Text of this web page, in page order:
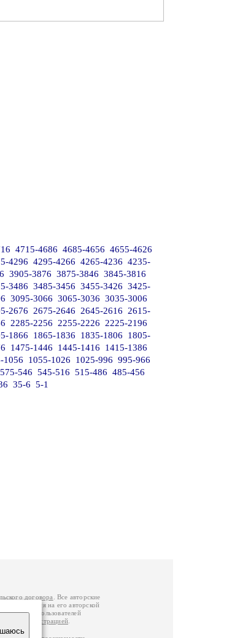
4715-4686 4685-4656 4655-4626
4296 4295-4266 4265-4236 4235-
3905-3876 3875-3846 3845-3816
3486 3485-3456 3455-3426 3425-
3095-3066 3065-3036 3035-3006
2676 2675-2646 2645-2616
2615-
2285-2256 2255-2226
2225-2196
1866 1865-1836 1835-1806
1805-
1475-1446 1445-1416
1415-1386
1056 1055-1026 1025-996 995-966
575-546 545-516 515-486 485-456
35-6 5-1
договора
. Все авторские
обратиться на его авторской
. Данные пользователей
с администрацией